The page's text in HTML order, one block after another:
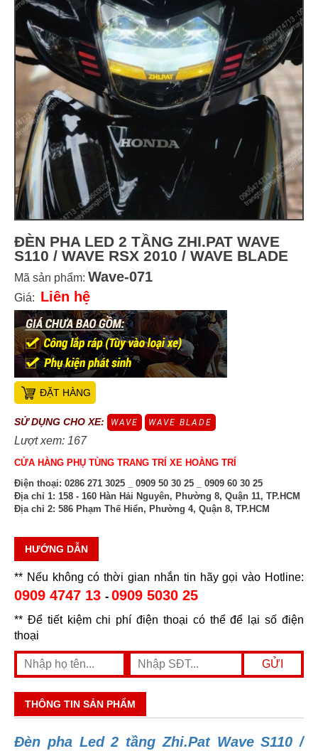
ĐÈN PHA LED 2 TẦNG ZHI.PAT WAVE
S110 / WAVE RSX 2010 / WAVE BLADE
Mã sản phẩm: Wave-071
Giá: Liên hệ
ĐẶT HÀNG
SỬ DỤNG CHO XE: WAVE WAVE BLADE
Lượt xem: 167
CỬA HÀNG PHỤ TÙNG TRANG TRÍ XE HOÀNG TRÍ
Điện thoại: 0286 271 3025 _ 0909 50 30 25 _ 0909 60 30 25
Địa chỉ 1: 158 - 160 Hàn Hải Nguyên, Phường 8, Quận 11, TP.HCM
Địa chỉ 2: 586 Phạm Thế Hiển, Phường 4, Quận 8, TP.HCM
HƯỚNG DẪN
** Nếu không có thời gian nhắn tin hãy gọi vào Hotline:
0909 4747 13 - 0909 5030 25
** Để tiết kiệm chi phí điện thoại có thể để lại số điện
thoại
THÔNG TIN SẢN PHẨM
Đèn pha Led 2 tầng Zhi.Pat Wave S110 /